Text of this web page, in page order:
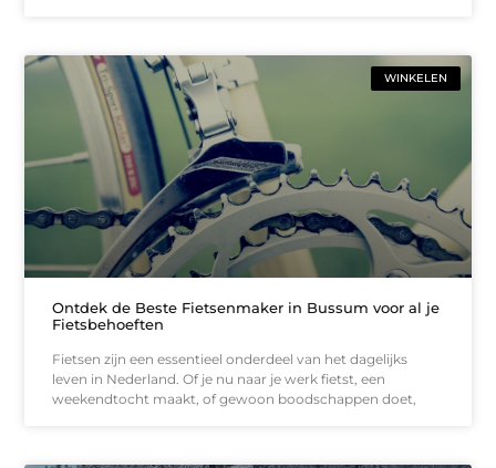
WINKELEN
Ontdek de Beste Fietsenmaker in Bussum voor al je
Fietsbehoeften
Fietsen zijn een essentieel onderdeel van het dagelijks
leven in Nederland. Of je nu naar je werk fietst, een
weekendtocht maakt, of gewoon boodschappen doet,